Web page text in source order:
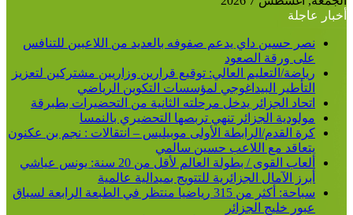
أخبار عاجلة
نصر حسين داي يدعم صفوفه بالعديد من اللاعبين للتنافس
على ورقة الصعود
رياضة/التعليم العالي: توقيع قرارين وزاريين مشتركين لتعزيز
التأطير البيداغوجي لمؤسسات التكوين الرياضي
اتحاد الجزائر يدخل مرحلته الثانية من التحضيرات بطبرقة
مولودية الجزائر تنهي تربصها التحضيري بالنمسا
كرة القدم/الرابطة الأولى موبيليس – انتقالات : نجم بن عكنون
يتعاقد مع اللاعب حسين سالمي
ألعاب القوى / بطولة العالم لأقل من 20 سنة: يونس عياشي
أبرز الآمال الجزائرية للتتويج بميدالية عالمية
سباحة: أكثر من 315 رياضيا منتظر في الطبعة الرابعة لسباق
عبور خليج الجزائر